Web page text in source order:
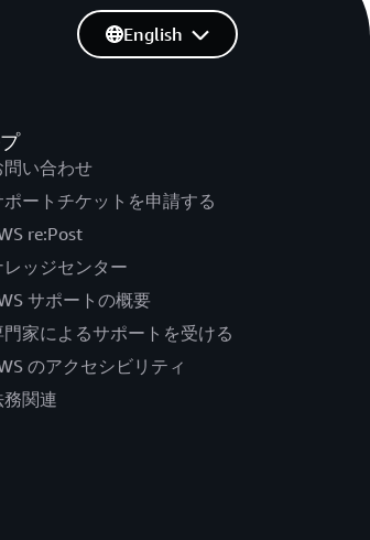
問い合わせ
ポートチケットを申請する
re:Post
レッジセンター
サポートの概要
門家によるサポートを受ける
のアクセシビリティ
務関連
English